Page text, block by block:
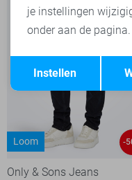
Loom -
Only & Sons Jeans
Terug
je instellingen
onder aan de pagina.
Instellen